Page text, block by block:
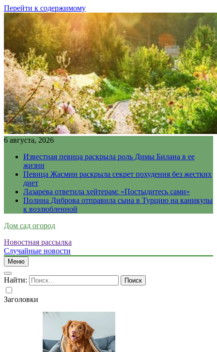
Перейти к содержимому
6 августа, 2026
Известная певица раскрыла роль Димы Билана в ее
жизни
Певица Жасмин раскрыла секрет похудения без жестких
диет
Лазарева ответила хейтерам: «Постыдитесь сами»
Полина Диброва отправила сына в Турцию на каникулы
к возлюбленной
Дом сад огород
Новостная рассылка
Случайные новости
Меню
Найти:
Заголовки